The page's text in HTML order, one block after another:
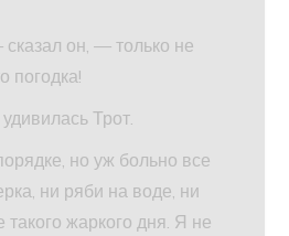
он, — только не
погодка!
Трот.
но уж больно все
ни ряби на воде, ни
такого жаркого дня. Я не